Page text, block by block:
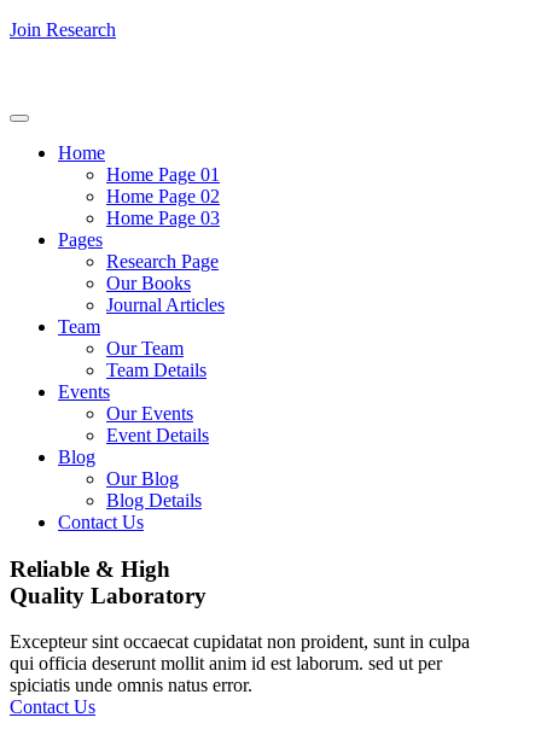
Join Research
Home
Home Page 01
Home Page 02
Home Page 03
Pages
Research Page
Our Books
Journal Articles
Team
Our Team
Team Details
Events
Our Events
Event Details
Blog
Our Blog
Blog Details
Contact Us
Reliable & High
Quality Laboratory
Excepteur sint occaecat cupidatat non proident, sunt in culpa
qui officia deserunt mollit anim id est laborum. sed ut per
spiciatis unde omnis natus error.
Contact Us